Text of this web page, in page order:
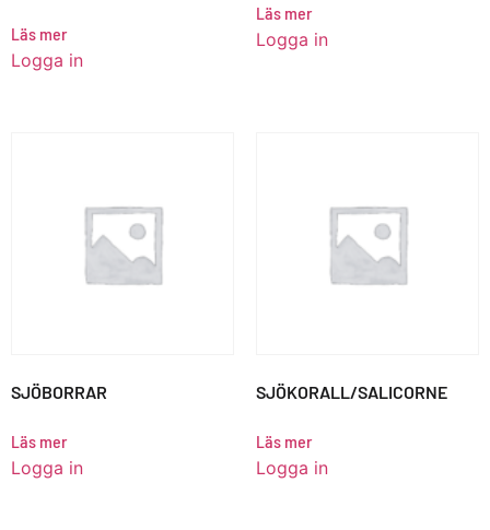
Läs mer
Logga in
Läs mer
Logga in
SJÖBORRAR
Läs mer
Logga in
SJÖKORALL/SALICORNE
Läs mer
Logga in